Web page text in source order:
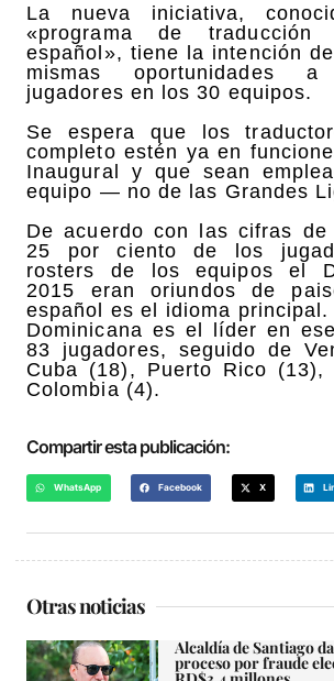
La nueva iniciativa,
«programa de traducción
español», tiene la intención
mismas oportunidades
jugadores en los 30 equipos.
Se espera que los
completo estén ya en
Inaugural y que sean
equipo — no de las Grandes
De acuerdo con las cifras
25 por ciento de los
rosters de los equipos el
2015 eran oriundos de
español es el idioma
Dominicana es el líder en
83 jugadores, seguido de
Cuba (18), Puerto Rico
Colombia (4).
Compartir esta publicación:
WhatsApp Facebook X
Otras noticias
Alcaldía de Santiago
proceso por fraude